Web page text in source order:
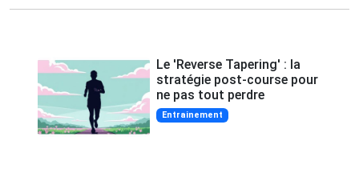
Le 'Reverse Tapering' : la
stratégie post-course pour
ne pas tout perdre
Entrainement